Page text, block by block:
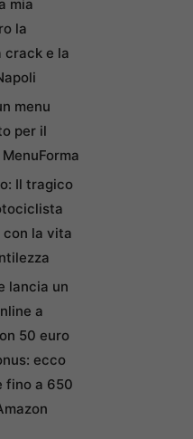
mia
la
crack e la
menu
per il
Il tragico
con la vita
lancia un
a
50 euro
ecco
fino a 650